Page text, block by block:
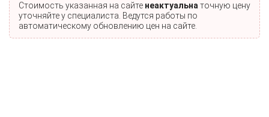
Стоимость указанная на сайте неактуальна точную цену
уточняйте у специалиста. Ведутся работы по
автоматическому обновлению цен на сайте.